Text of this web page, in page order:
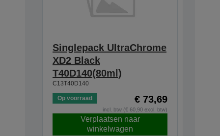
Singlepack UltraChrome
XD2 Black
T40D140(80ml)
C13T40D140
Op voorraad € 73,69
incl. btw (€ 60,90 excl. btw)
Verplaatsen naar
winkelwagen